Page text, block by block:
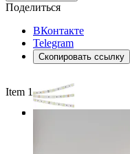
Поделиться
ВКонтакте
Telegram
Скопировать ссылку
Item 1 of 3